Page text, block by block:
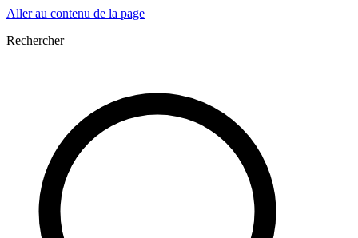
Aller au contenu de la page
Rechercher